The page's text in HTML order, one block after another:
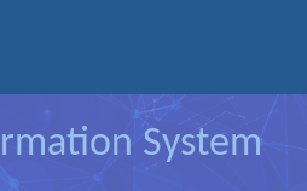
System